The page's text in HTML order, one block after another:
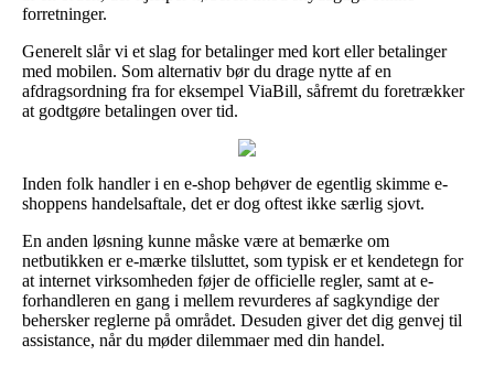
forretninger.
Generelt slår vi et slag for betalinger med kort eller betalinger
med mobilen. Som alternativ bør du drage nytte af en
afdragsordning fra for eksempel ViaBill, såfremt du foretrækker
at godtgøre betalingen over tid.
Inden folk handler i en e-shop behøver de egentlig skimme e-
shoppens handelsaftale, det er dog oftest ikke særlig sjovt.
En anden løsning kunne måske være at bemærke om
netbutikken er e-mærke tilsluttet, som typisk er et kendetegn for
at internet virksomheden føjer de officielle regler, samt at e-
forhandleren en gang i mellem revurderes af sagkyndige der
behersker reglerne på området. Desuden giver det dig genvej til
assistance, når du møder dilemmaer med din handel.